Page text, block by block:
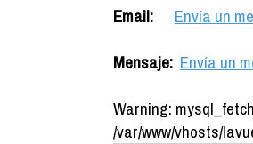
Email:
Envía un
Mensaje: Envía un
Warning:
/var/www/vhosts/